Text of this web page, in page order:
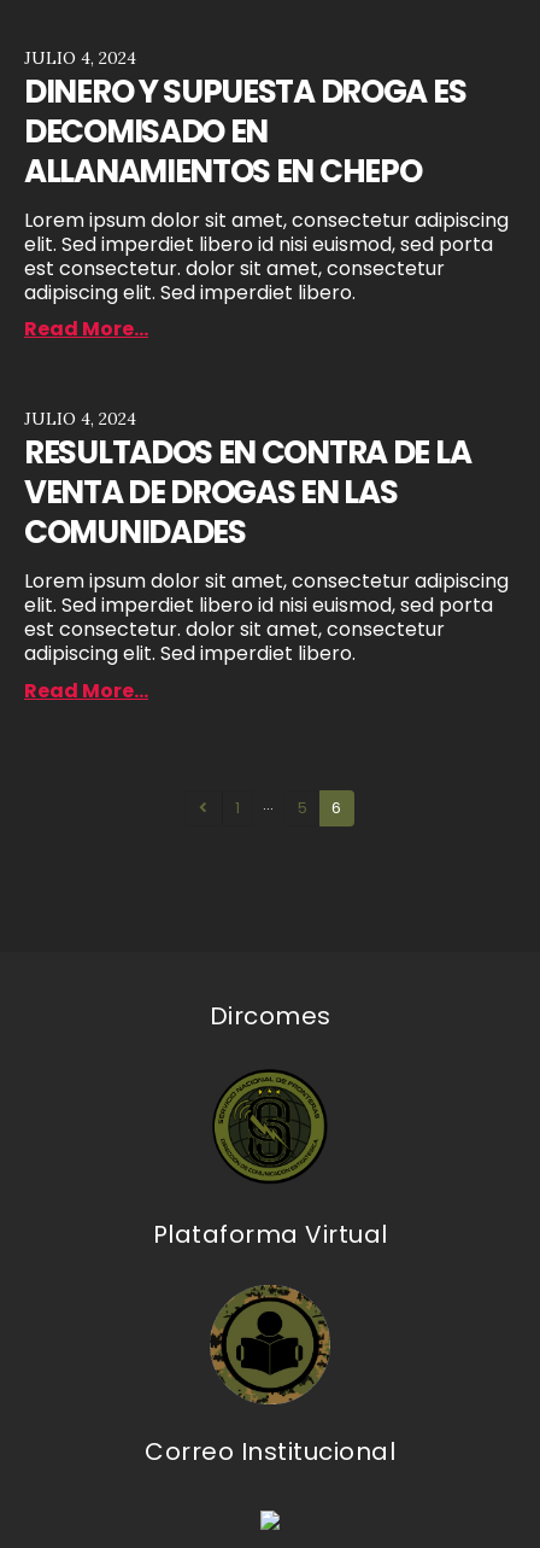
DINERO Y SUPUESTA DROGA ES
DECOMISADO EN
ALLANAMIENTOS EN CHEPO
Lorem ipsum dolor sit amet, consectetur adipiscing
elit. Sed imperdiet libero id nisi euismod, sed porta
est consectetur. dolor sit amet, consectetur
adipiscing elit. Sed imperdiet libero.
JULIO 4, 2024
Read More...
RESULTADOS EN CONTRA DE LA
VENTA DE DROGAS EN LAS
COMUNIDADES
Lorem ipsum dolor sit amet, consectetur adipiscing
elit. Sed imperdiet libero id nisi euismod, sed porta
est consectetur. dolor sit amet, consectetur
adipiscing elit. Sed imperdiet libero.
JULIO 4, 2024
Read More...
1 … 5 6
Dircomes
Plataforma Virtual
Correo Institucional